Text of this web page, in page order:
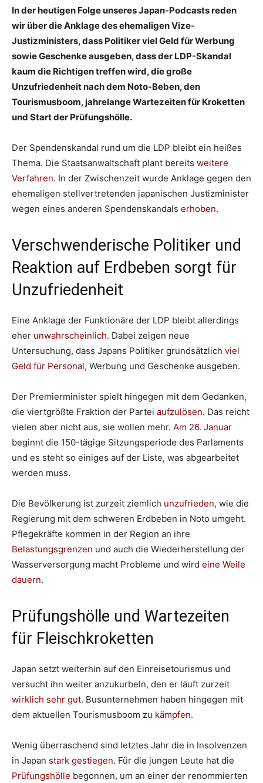
In der heutigen Folge unseres Japan-Podcasts reden
wir über die Anklage des ehemaligen Vize-
Justizministers, dass Politiker viel Geld für Werbung
sowie Geschenke ausgeben, dass der LDP-Skandal
kaum die Richtigen treffen wird, die große
Unzufriedenheit nach dem Noto-Beben, den
Tourismusboom, jahrelange Wartezeiten für Kroketten
und Start der Prüfungshölle.
Der Spendenskandal rund um die LDP bleibt ein heißes
Thema. Die Staatsanwaltschaft plant bereits weitere
Verfahren. In der Zwischenzeit wurde Anklage gegen den
ehemaligen stellvertretenden japanischen Justizminister
wegen eines anderen Spendenskandals erhoben.
Verschwenderische Politiker und
Reaktion auf Erdbeben sorgt für
Unzufriedenheit
Eine Anklage der Funktionäre der LDP bleibt allerdings
eher unwahrscheinlich. Dabei zeigen neue
Untersuchung, dass Japans Politiker grundsätzlich viel
Geld für Personal, Werbung und Geschenke ausgeben.
Der Premierminister spielt hingegen mit dem Gedanken,
die viertgrößte Fraktion der Partei aufzulösen. Das reicht
vielen aber nicht aus, sie wollen mehr. Am 26. Januar
beginnt die 150-tägige Sitzungsperiode des Parlaments
und es steht so einiges auf der Liste, was abgearbeitet
werden muss.
Die Bevölkerung ist zurzeit ziemlich unzufrieden, wie die
Regierung mit dem schweren Erdbeben in Noto umgeht.
Pflegekräfte kommen in der Region an ihre
Belastungsgrenzen und auch die Wiederherstellung der
Wasserversorgung macht Probleme und wird eine Weile
dauern.
Prüfungshölle und Wartezeiten
für Fleischkroketten
Japan setzt weiterhin auf den Einreisetourismus und
versucht ihn weiter anzukurbeln, den er läuft zurzeit
wirklich sehr gut. Busunternehmen haben hingegen mit
dem aktuellen Tourismusboom zu kämpfen.
Wenig überraschend sind letztes Jahr die in Insolvenzen
in Japan stark gestiegen. Für die jungen Leute hat die
Prüfungshölle begonnen, um an einer der renommierten